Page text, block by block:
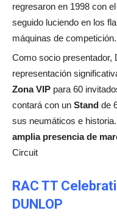
regresaron en 1998 con
seguido luciendo en los
máquinas de competición.
Como socio presentador,
representación
Zona VIP para 60
contará con un Stand de
sus neumáticos e
amplia presencia de
Circuit
RAC TT
DUNLOP